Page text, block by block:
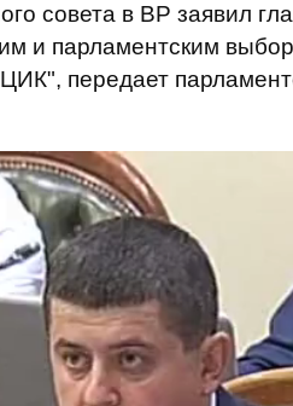
совета в ВР заявил
и парламентским
передает